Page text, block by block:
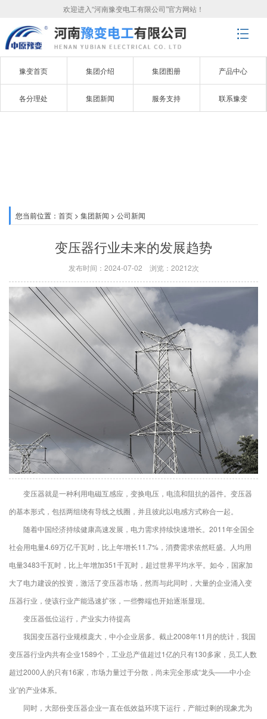
欢迎进入“河南豫变电工有限公司”官方网站！
豫变首页 集团介绍 集团图册 产品中心
各分理处 集团新闻 服务支持 联系豫变
您当前位置：首页 >集团新闻 >公司新闻
变压器行业未来的发展趋势
发布时间：2024-07-02 浏览：20212次
变压器就是一种利用电磁互感应，变换电压，电流和阻抗的器件。变压器
的基本形式，包括两组绕有导线之线圈，并且彼此以电感方式称合一起。
随着中国经济持续健康高速发展，电力需求持续快速增长。2011年全国全
社会用电量4.69万亿千瓦时，比上年增长11.7%，消费需求依然旺盛。人均用
电量3483千瓦时，比上年增加351千瓦时，超过世界平均水平。如今，国家加
大了电力建设的投资，激活了变压器市场，然而与此同时，大量的企业涌入变
压器行业，使该行业产能迅速扩张，一些弊端也开始逐渐显现。
变压器低位运行，产业实力待提高
我国变压器行业规模庞大，中小企业居多。截止2008年11月的统计，我国
变压器行业内共有企业1589个，工业总产值超过1亿的只有130多家，员工人数
超过2000人的只有16家，市场力量过于分散，尚未完全形成“龙头——中小企
业”的产业体系。
同时，大部份变压器企业一直在低效益环境下运行，产能过剩的现象尤为